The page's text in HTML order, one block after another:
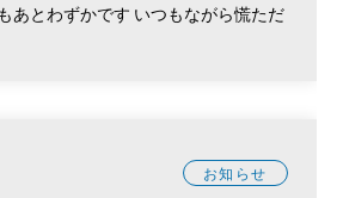
あとわずかです いつもながら慌ただ
お知らせ